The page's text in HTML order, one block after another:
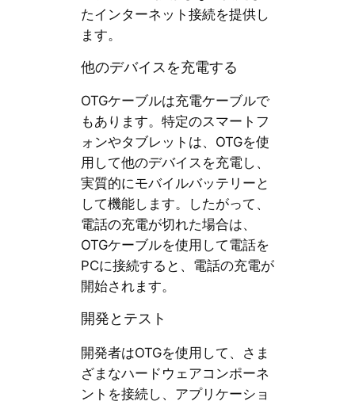
たインターネット接続を提供し
ます。
他のデバイスを充電する
OTGケーブルは充電ケーブルで
もあります。特定のスマートフ
ォンやタブレットは、OTGを使
用して他のデバイスを充電し、
実質的にモバイルバッテリーと
して機能します。したがって、
電話の充電が切れた場合は、
OTGケーブルを使用して電話を
PCに接続すると、電話の充電が
開始されます。
開発とテスト
開発者はOTGを使用して、さま
ざまなハードウェアコンポーネ
ントを接続し、アプリケーショ